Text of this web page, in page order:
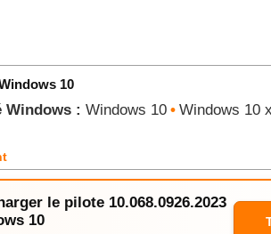
10
Windows : Windows 10 • Windows 10
le pilote 10.068.0926.2023
10